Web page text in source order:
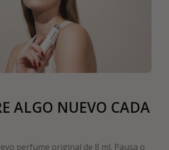
ALGO NUEVO CADA
perfume original de 8 ml. Pausa o